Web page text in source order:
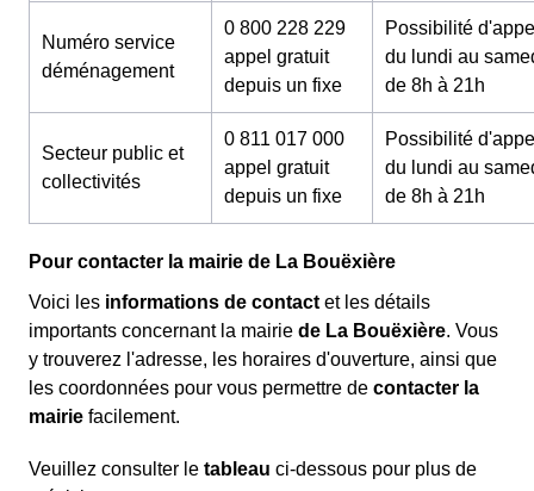
Numéro service
déménagement
0 800 228 229
appel gratuit
depuis un fixe
Possibilité
du lundi au
de 8h à 21h
Secteur public et
collectivités
0 811 017 000
appel gratuit
depuis un fixe
Possibilité
du lundi au
de 8h à 21h
Pour contacter la mairie de La Bouëxière
Voici les informations de contact et les détails
importants concernant la mairie de La Bouëxière. Vous
y trouverez l'adresse, les horaires d'ouverture, ainsi que
les coordonnées pour vous permettre de contacter la
mairie facilement.
Veuillez consulter le tableau ci-dessous pour plus de